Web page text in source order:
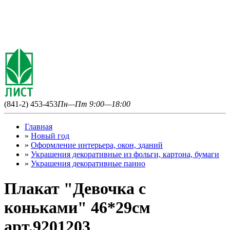
(841-2) 453-453Пн—Пт 9:00—18:00
Главная
» Новый год
» Оформление интерьера, окон, зданий
» Украшения декоративные из фольги, картона, бумаги
» Украшения декоративные панно
Плакат "Девочка с
коньками" 46*29см